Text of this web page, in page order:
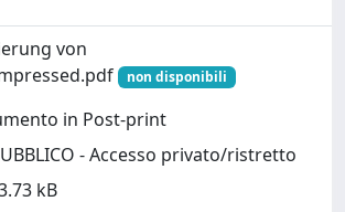
von
non disponibili
in Post-print
- Accesso privato/ristretto
kB